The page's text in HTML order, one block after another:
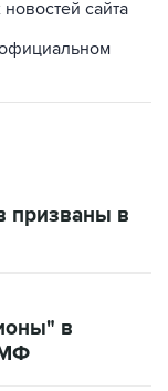
сайта
призваны в
в